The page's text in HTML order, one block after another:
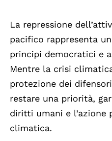
La repressione
pacifico rappresenta
principi democratici e
Mentre la crisi
protezione dei
restare una priorità,
diritti umani e l’azione
climatica.